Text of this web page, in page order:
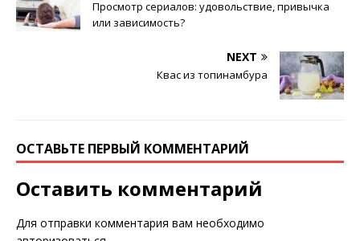
Просмотр сериалов: удовольствие, привычка
или зависимость?
NEXT
Квас из топинамбура
ОСТАВЬТЕ ПЕРВЫЙ КОММЕНТАРИЙ
Оставить комментарий
Для отправки комментария вам необходимо